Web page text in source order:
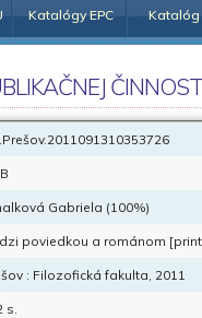
Katalógy EPC Katalóg
Gabriela (100%)
poviedkou a románom
: Filozofická fakulta, 2011
s.